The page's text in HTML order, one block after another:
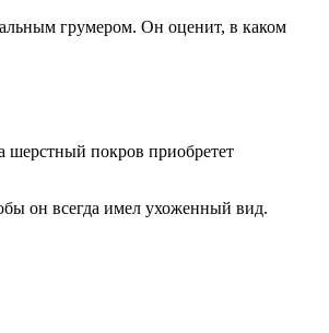
грумером. Он оценит, в каком
шерстный покров приобретет
он всегда имел ухоженный вид.